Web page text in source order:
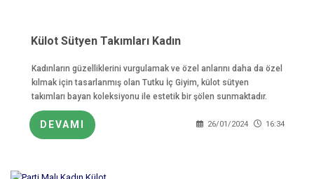
Külot Sütyen Takımları Kadın
Kadınların güzelliklerini vurgulamak ve özel anlarını daha da özel
kılmak için tasarlanmış olan Tutku İç Giyim, külot sütyen
takımları bayan koleksiyonu ile estetik bir şölen sunmaktadır.
DEVAMI 26/01/2024 16:34